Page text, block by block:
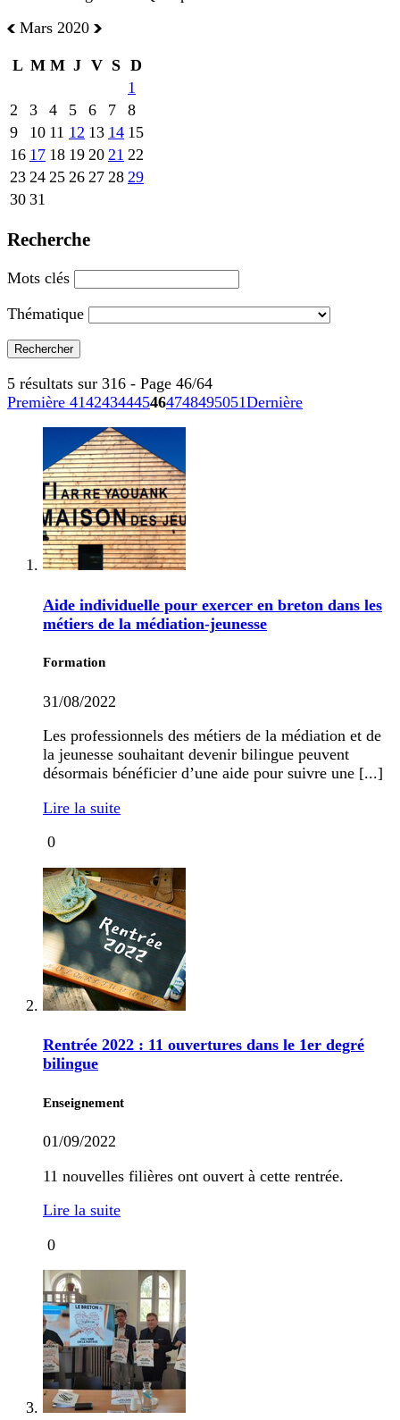
Mars 2020
L M M J V S D
1
2
3 4 5 6 7
8
9
10 11 12 13 14 15
16 17 18 19 20 21 22
23 24 25 26 27 28 29
30 31
Recherche
Mots clés
Thématique
5 résultats sur 316 - Page 46/64
Première 4142434445464748495051Dernière
Aide individuelle pour exercer en breton dans les
métiers de la médiation-jeunesse
Formation
31/08/2022
Les professionnels des métiers de la médiation et de
la jeunesse souhaitant devenir bilingue peuvent
désormais bénéficier d’une aide pour suivre une [...]
Lire la suite
0
Rentrée 2022 : 11 ouvertures dans le 1er degré
bilingue
Enseignement
01/09/2022
11 nouvelles filières ont ouvert à cette rentrée.
Lire la suite
0